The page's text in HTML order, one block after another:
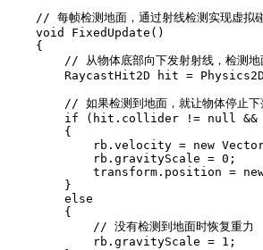
// 每帧检测地面，通过射线检测实现虚拟
void
FixedUpdate ( )
{
// 从物体底部向下发射射线，检测地
RaycastHit2D hit = Physics2D
// 如果检测到地面，就让物体停止下
if
( hit . collider != null &&
{
            rb
. velocity = new
            rb
. gravityScale = 0 ;
            transform
. position =
}
else
{
// 没有检测到地面时恢复重力
            rb
. gravityScale = 1 ;